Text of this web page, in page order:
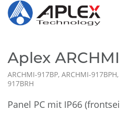
Aplex
ARCHMI-917BP, ARCHMI-
917BRH
Panel PC mit IP66